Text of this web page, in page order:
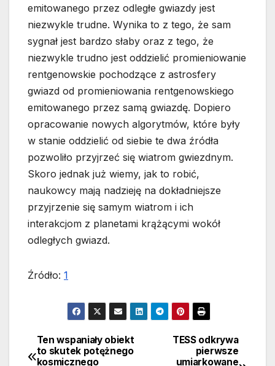
emitowanego przez odległe gwiazdy jest
niezwykle trudne. Wynika to z tego, że sam
sygnał jest bardzo słaby oraz z tego, że
niezwykle trudno jest oddzielić promieniowanie
rentgenowskie pochodzące z astrosfery
gwiazd od promieniowania rentgenowskiego
emitowanego przez samą gwiazdę. Dopiero
opracowanie nowych algorytmów, które były
w stanie oddzielić od siebie te dwa źródła
pozwoliło przyjrzeć się wiatrom gwiezdnym.
Skoro jednak już wiemy, jak to robić,
naukowcy mają nadzieję na dokładniejsze
przyjrzenie się samym wiatrom i ich
interakcjom z planetami krążącymi wokół
odległych gwiazd.
Źródło: 1
Nawigacja
TESS odkrywa
pierwsze
umiarkowane
Ten wspaniały obiekt
to skutek potężnego
kosmicznego